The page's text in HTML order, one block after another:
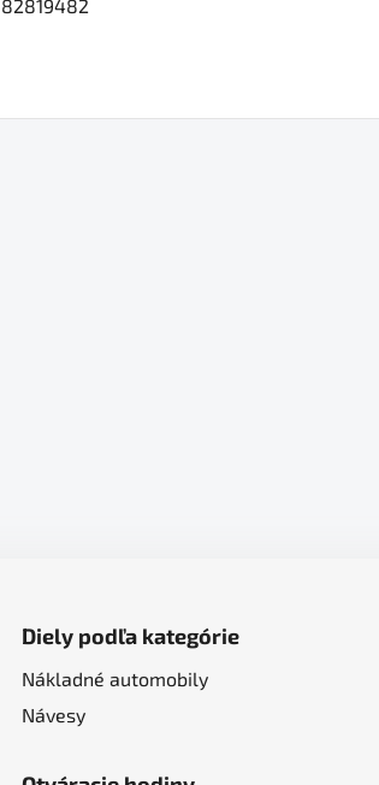
82819482
Diely podľa kategórie
Nákladné automobily
Návesy